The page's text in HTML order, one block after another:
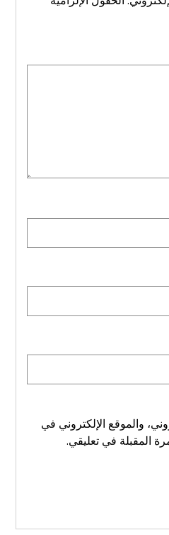
والموقع الإلكتروني في
المقبلة في تعليقي.